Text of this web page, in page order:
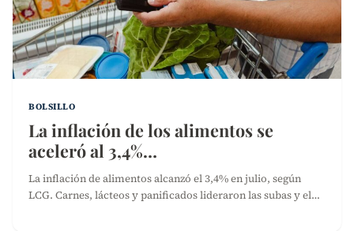
BOLSILLO
La inflación de los alimentos se
aceleró al 3,4%…
La inflación de alimentos alcanzó el 3,4% en julio, según
LCG. Carnes, lácteos y panificados lideraron las subas y el…